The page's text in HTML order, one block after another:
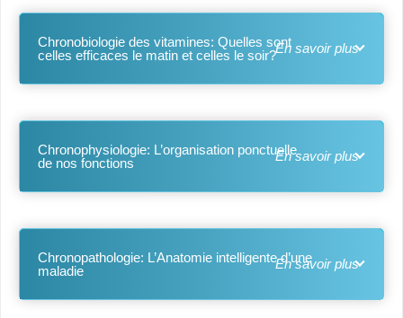
Chronobiologie des vitamines: Quelles sont
celles efficaces le matin et celles le soir?
Chronophysiologie: L’organisation ponctuelle
de nos fonctions
Chronopathologie: L’Anatomie intelligente d’une
maladie